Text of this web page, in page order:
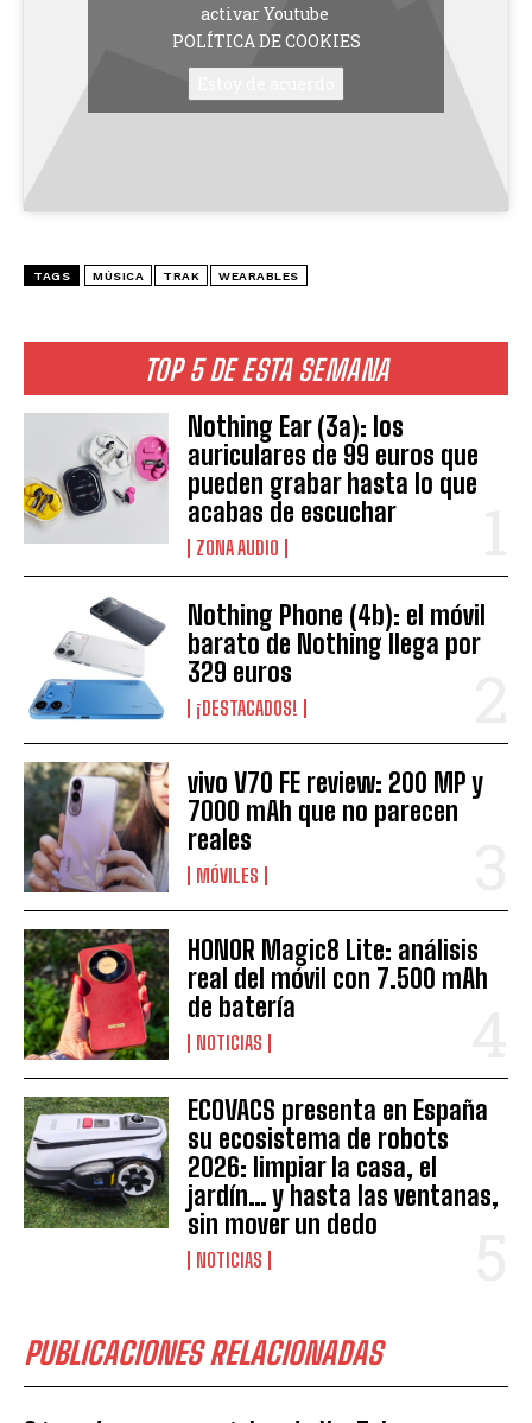
TOP 5 DE ESTA SEMANA
Nothing Ear (3a): los
auriculares de 99 euros que
pueden grabar hasta lo que
acabas de escuchar
ZONA AUDIO
Nothing Phone (4b): el móvil
barato de Nothing llega por
329 euros
¡DESTACADOS!
vivo V70 FE review: 200 MP y
7000 mAh que no parecen
reales
MÓVILES
HONOR Magic8 Lite: análisis
real del móvil con 7.500 mAh
de batería
NOTICIAS
ECOVACS presenta en España
su ecosistema de robots
2026: limpiar la casa, el
jardín… y hasta las ventanas,
sin mover un dedo
NOTICIAS
PUBLICACIONES RELACIONADAS
activar Youtube
POLÍTICA DE COOKIES
TAGS MÚSICA TRAK WEARABLES